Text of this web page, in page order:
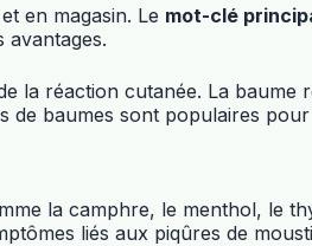
en magasin. Le mot-clé
avantages.
la réaction cutanée. La
baumes sont populaires
la camphre, le menthol, le
liés aux piqûres de